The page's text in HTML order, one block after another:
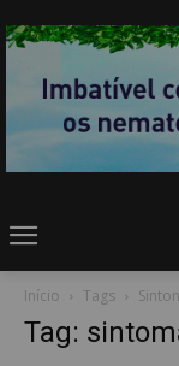
Início Tags
Tag: